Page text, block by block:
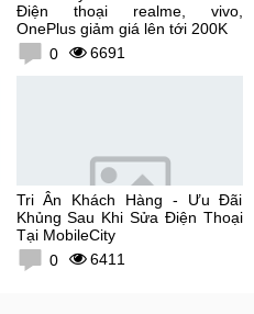
Điện thoại realme, vivo,
OnePlus giảm giá lên tới 200K
0
6691
Tri Ân Khách Hàng - Ưu Đãi
Khủng Sau Khi Sửa Điện Thoại
Tại MobileCity
0
6411